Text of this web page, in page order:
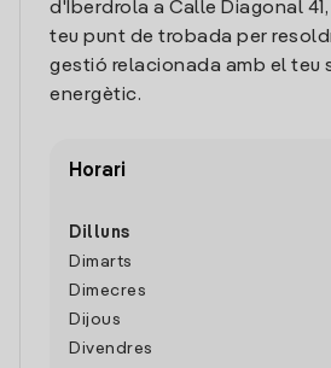
d'Iberdrola a Calle Diagonal
teu punt de trobada per
gestió relacionada amb el teu
energètic.
Horari
Dilluns
Dimarts
Dimecres
Dijous
Divendres